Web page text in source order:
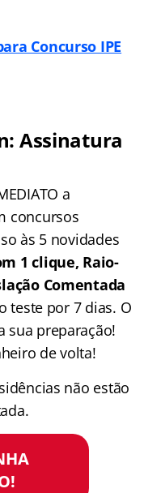
Concurso IPE
Assinatura
a
concursos
às 5 novidades
1 clique, Raio-
Comentada
teste por 7 dias. O
sua preparação!
de volta!
não estão